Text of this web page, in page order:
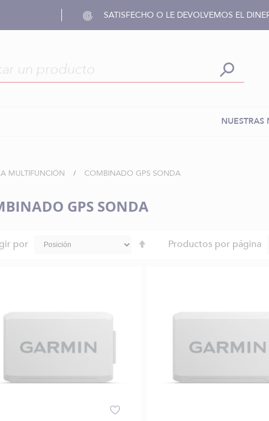
SATISFECHO O LE DEVOLVEMOS EL
NUESTRAS
MULTIFUNCIÓN COMBINADO GPS SONDA
GPS SONDA
por Productos por página